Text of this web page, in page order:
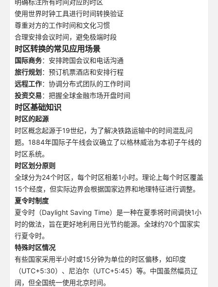
明确标注所有时间对应的时区
使用世界时钟工具进行时间转换验证
尊重对方的工作时间和文化习惯
合理安排会议时间，避免极端时段
时区转换的常见应用场景
国际商务：安排跨国会议和电话沟通
旅行规划 ：预订机票酒店和安排行程
远程工作：协调分布式团队的工作时间
投资交易：把握全球金融市场开盘时间
时区基础知识
时区的起源
时区概念起源于19世纪，为了解决铁路运输中的时间混乱问
题。1884年国际子午线会议确立了以格林威治为本初子午线的
时区系统。
时区划分原则
全球分为24个时区，每个时区相差1小时。理论上每个时区覆盖
15个经度，但实际边界会根据国家边界和地理特征进行调整。
夏令时制度
夏令时（Daylight Saving Time）是一种在夏季将时间调快1小
时的做法，旨在更好地利用日光节约能源。全球约70个国家实
行夏令时。
特殊时区情况
有些国家采用半小时或15分钟为单位的时区偏移，如印度
（UTC+5:30）、尼泊尔（UTC+5:45）等。中国虽然幅员辽
阔，但全国统一使用北京时间。